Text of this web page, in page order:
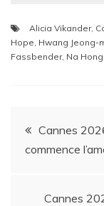
Alicia Vikander,
Hope, Hwang Jeong-
Fassbender, Na
Cannes
commence
Cannes